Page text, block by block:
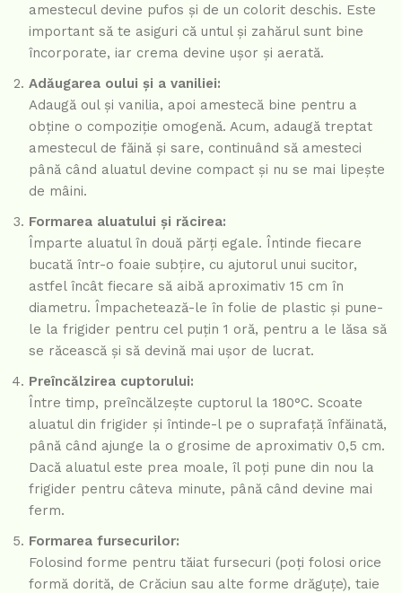
amestecul devine pufos și de un colorit deschis. Este
important să te asiguri că untul și zahărul sunt bine
încorporate, iar crema devine ușor și aerată.
Adăugarea oului și a vaniliei:
Adaugă oul și vanilia, apoi amestecă bine pentru a
obține o compoziție omogenă. Acum, adaugă treptat
amestecul de făină și sare, continuând să amesteci
până când aluatul devine compact și nu se mai lipește
de mâini.
Formarea aluatului și răcirea:
Împarte aluatul în două părți egale. Întinde fiecare
bucată într-o foaie subțire, cu ajutorul unui sucitor,
astfel încât fiecare să aibă aproximativ 15 cm în
diametru. Împachetează-le în folie de plastic și pune-
le la frigider pentru cel puțin 1 oră, pentru a le lăsa să
se răcească și să devină mai ușor de lucrat.
Preîncălzirea cuptorului:
Între timp, preîncălzește cuptorul la 180°C. Scoate
aluatul din frigider și întinde-l pe o suprafață înfăinată,
până când ajunge la o grosime de aproximativ 0,5 cm.
Dacă aluatul este prea moale, îl poți pune din nou la
frigider pentru câteva minute, până când devine mai
ferm.
Formarea fursecurilor:
Folosind forme pentru tăiat fursecuri (poți folosi orice
formă dorită, de Crăciun sau alte forme drăguțe), taie